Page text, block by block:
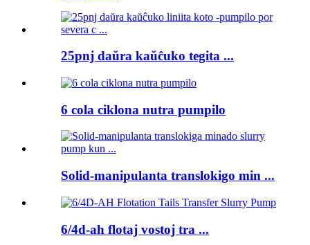
25pnj daŭra kaŭĉuko tegita ...
6 cola ciklona nutra pumpilo
Solid-manipulanta translokigo min ...
6/4d-ah flotaj vostoj tra ...